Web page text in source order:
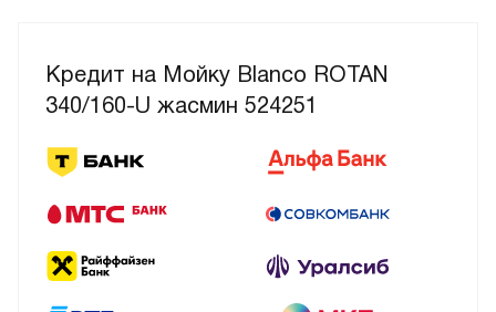
Кредит на Мойку Blanco ROTAN
340/160-U жасмин 524251